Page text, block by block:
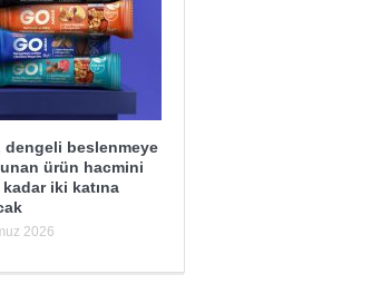
dengeli beslenmeye
ürün hacmini
kadar iki katına
2026